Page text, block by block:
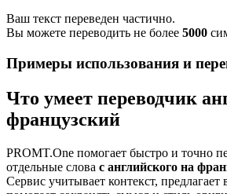
Ваш текст переведен частично.
Вы можете переводить не более 5000
Примеры использования и
Что умеет переводчик
французский
PROMT.One помогает быстро и точно
отдельные слова с английского на
Сервис учитывает контекст, предлагает